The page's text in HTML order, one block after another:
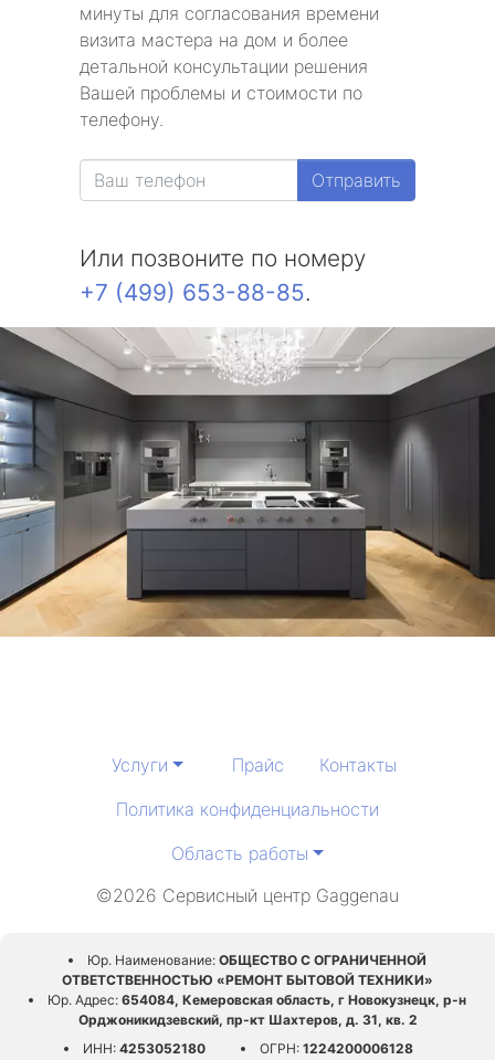
минуты для согласования времени
визита мастера на дом и более
детальной консультации решения
Вашей проблемы и стоимости по
телефону.
Отправить
Или позвоните по номеру
+7 (499) 653-88-85.
Услуги Прайс
Контакты
Политика конфиденциальности
Область работы
©2026 Сервисный центр Gaggenau
Юр. Наименование: ОБЩЕСТВО С ОГРАНИЧЕННОЙ
ОТВЕТСТВЕННОСТЬЮ «РЕМОНТ БЫТОВОЙ ТЕХНИКИ»
Юр. Адрес: 654084, Кемеровская область, г Новокузнецк, р-н
Орджоникидзевский, пр-кт Шахтеров, д. 31, кв. 2
ИНН: 4253052180 ОГРН: 1224200006128